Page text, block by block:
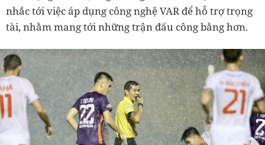
nhắc tới việc áp dụng công nghệ VAR để hỗ trợ trọng
tài, nhằm mang tới những trận đấu công bằng hơn.